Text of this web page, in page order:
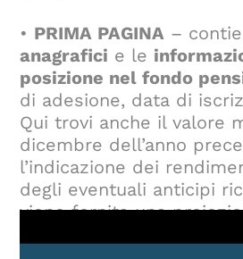
• PRIMA PAGINA –
anagrafici e le
posizione nel fondo
di adesione, data di
Qui trovi anche il valore
dicembre dell’anno
l’indicazione dei
degli eventuali anticipi
viene fornita una